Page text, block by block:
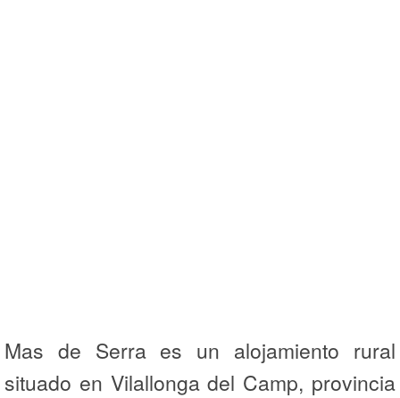
Mas de Serra es un alojamiento rural
situado en Vilallonga del Camp, provincia